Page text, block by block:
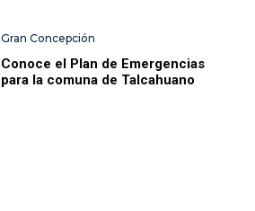
Gran Concepción
Conoce el Plan de Emergencias
para la comuna de Talcahuano